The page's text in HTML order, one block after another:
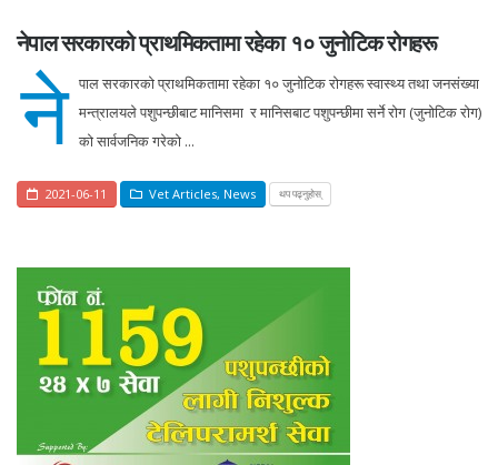
नेपाल सरकारको प्राथमिकतामा रहेका १० जुनोटिक रोगहरू
ने पाल सरकारको प्राथमिकतामा रहेका १० जुनोटिक रोगहरू स्वास्थ्य तथा जनसंख्या
मन्त्रालयले पशुपन्छीबाट मानिसमा र मानिसबाट पशुपन्छीमा सर्ने रोग (जुनोटिक रोग)
को सार्वजनिक गरेको ...
2021-06-11 Vet Articles, News थप पढ्नुहोस्